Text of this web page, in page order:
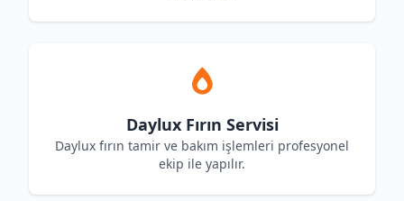
Daylux Fırın Servisi
Daylux fırın tamir ve bakım işlemleri profesyonel
ekip ile yapılır.